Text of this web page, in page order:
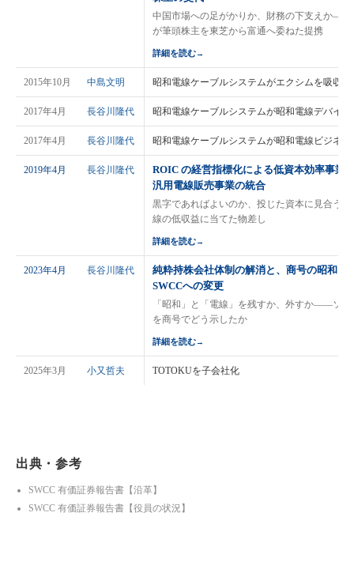
中国市場への足がかりか、財務の下支えか——
が筆頭株主を東芝から富通へ委ねた提携
詳細を読む→
2015年10月 中島文明 昭和電線ケーブルシステムがエクシムを吸収合
2017年4月 長谷川隆代 昭和電線ケーブルシステムが昭和電線デバイ
2017年4月 長谷川隆代 昭和電線ケーブルシステムが昭和電線ビジネ
2019年4月 長谷川隆代
ROIC の経営指標化による低資本効率事業
汎用電線販売事業の統合
黒字であればよいのか、投じた資本に見合う
線の低収益に当てた物差し
詳細を読む→
2023年4月 長谷川隆代
純粋持株会社体制の解消と、商号の昭和電
SWCCへの変更
「昭和」と「電線」を残すか、外すか——ソ
を商号でどう示したか
詳細を読む→
2025年3月 小又哲夫 TOTOKUを子会社化
出典・参考
SWCC 有価証券報告書【沿革】
SWCC 有価証券報告書【役員の状況】